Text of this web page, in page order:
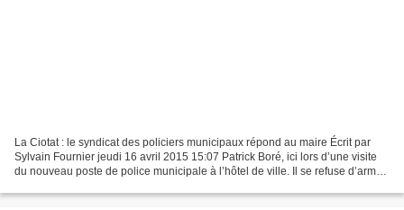
La Ciotat : le syndicat des policiers municipaux répond au maire Écrit par
Sylvain Fournier jeudi 16 avril 2015 15:07 Patrick Boré, ici lors d’une visite
du nouveau poste de police municipale à l’hôtel de ville. Il se refuse d’armer